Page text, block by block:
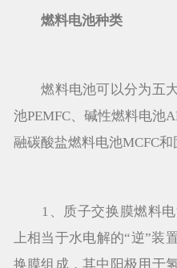
燃料电池种类
燃料电池可以分为五大
池PEMFC、碱性燃料电池
融碳酸盐燃料电池MCFC和
1、质子交换膜燃料电
上相当于水电解的“逆”装
换膜组成，其中阳极用于